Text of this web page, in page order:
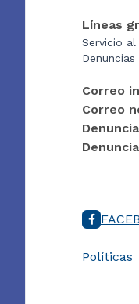
Líneas
Servicio
Correo
Correo
Políticas